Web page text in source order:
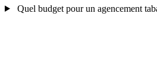
Quel budget pour un agencement